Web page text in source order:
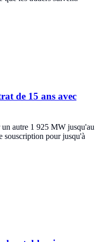
de 15 ans avec
autre 1 925 MW jusqu'au
souscription pour jusqu'à